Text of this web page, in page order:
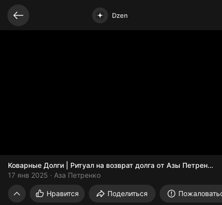
Видео открыто Dzen
Коварные Долги | Ритуал на возврат долга от Азы Петренко
17 янв 2025 Аза Петренко
Нравится Поделиться
Связанные видео